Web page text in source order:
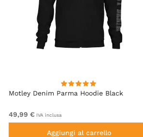
Motley Denim Parma Hoodie Black
49,99 € IVA inclusa
Aggiungi al carrello